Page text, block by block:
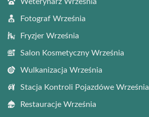
Fotograf Września
Fryzjer Września
Salon Kosmetyczny Września
Wulkanizacja Września
Stacja Kontroli Pojazdówe Września
Restauracje Września